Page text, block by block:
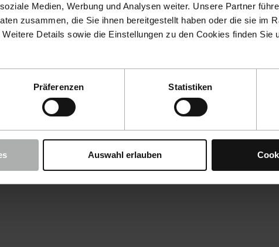
Medien, Werbung und Analysen weiter. Unsere Partner
zusammen, die Sie ihnen bereitgestellt haben oder die sie im
Details sowie die Einstellungen zu den Cookies finden Sie
Präferenzen Statistiken
Auswahl erlauben